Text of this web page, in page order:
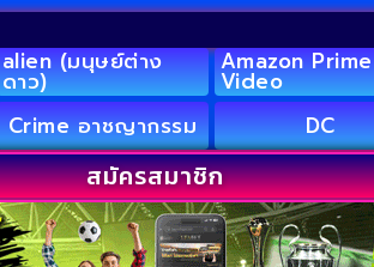
alien (มนุษย์ต่าง
ดาว)
Amazon Prime
Video
Crime อาชญากรรม DC
สมัครสมาชิก